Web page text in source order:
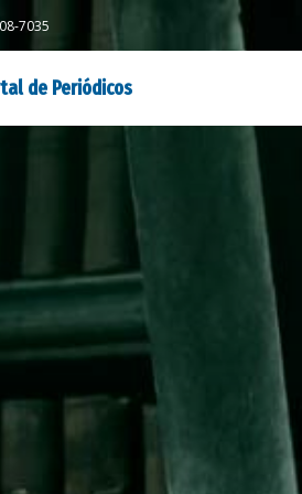
7035
de Periódicos